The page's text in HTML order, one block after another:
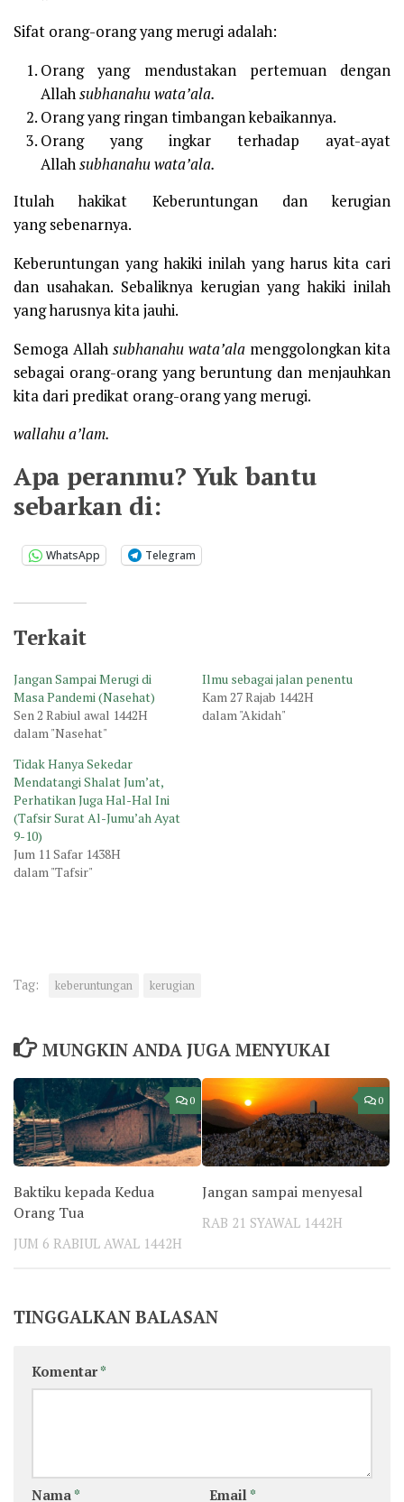
Sifat orang-orang yang merugi adalah:
Orang yang mendustakan pertemuan dengan
Allahsubhanahu wata’ala.
Orang yang ringan timbangan kebaikannya.
Orang yang ingkar terhadap ayat-ayat
Allahsubhanahu wata’ala.
Itulah hakikat Keberuntungan dan kerugian
yang sebenarnya.
Keberuntungan yang hakiki inilah yang harus kita cari
dan usahakan. Sebaliknya kerugian yang hakiki inilah
yang harusnya kita jauhi.
Semoga Allah subhanahu wata’ala menggolongkan kita
sebagai orang-orang yang beruntung dan menjauhkan
kita dari predikat orang-orang yang merugi.
wallahu a’lam.
Apa peranmu? Yuk bantu
sebarkan di:
WhatsApp Telegram
Terkait
Jangan Sampai Merugi di
Masa Pandemi (Nasehat)
Sen 2 Rabiul awal 1442H
dalam "Nasehat"
Ilmu sebagai jalan penentu
Kam 27 Rajab 1442H
dalam "Akidah"
Tidak Hanya Sekedar
Mendatangi Shalat Jum’at,
Perhatikan Juga Hal-Hal Ini
(Tafsir Surat Al-Jumu’ah Ayat
9-10)
Jum 11 Safar 1438H
dalam "Tafsir"
Tag: keberuntungan kerugian
MUNGKIN ANDA JUGA MENYUKAI
0
Baktiku kepada Kedua
Orang Tua
JUM 6 RABIUL AWAL 1442H
0
Jangan sampai menyesal
RAB 21 SYAWAL 1442H
TINGGALKAN BALASAN
Komentar*
Nama * Email *